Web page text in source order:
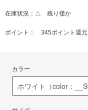
在庫状況：△ 残り僅か
ポイント： 345ポイント還元
カラー